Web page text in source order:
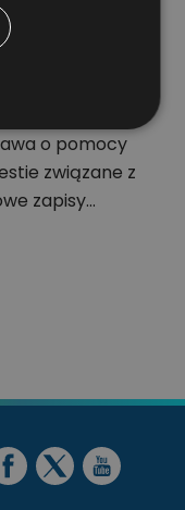
z
jakie
o pomocy
związane z
zapisy…